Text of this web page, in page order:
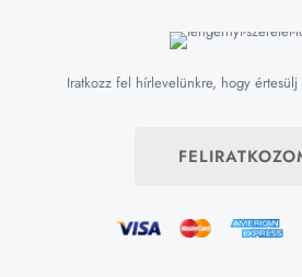
Iratkozz fel hírlevelünkre, hogy